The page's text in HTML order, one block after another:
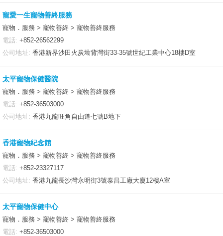
寵愛一生寵物善終服務
寵物．服務 > 寵物善終 > 寵物善終服務
電話: +852-26562299
公司地址: 香港新界沙田火炭坳背灣街33-35號世紀工業中心18樓D室
太平寵物保健醫院
寵物．服務 > 寵物善終 > 寵物善終服務
電話: +852-36503000
公司地址: 香港九龍旺角自由道七號B地下
香港寵物紀念館
寵物．服務 > 寵物善終 > 寵物善終服務
電話: +852-23327117
公司地址: 香港九龍長沙灣永明街3號泰昌工廠大廈12樓A室
太平寵物保健中心
寵物．服務 > 寵物善終 > 寵物善終服務
電話: +852-36503000